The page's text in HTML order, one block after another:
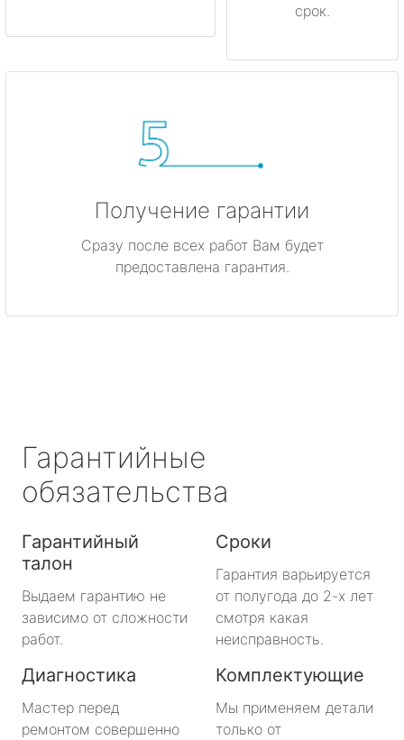
срок.
Получение гарантии
Сразу после всех работ Вам будет
предоставлена гарантия.
Гарантийные
обязательства
Гарантийный
талон
Выдаем гарантию не
зависимо от сложности
работ.
Сроки
Гарантия варьируется
от полугода до 2-х лет
смотря какая
неисправность.
Диагностика
Мастер перед
ремонтом совершенно
Комплектующие
Мы применяем детали
только от